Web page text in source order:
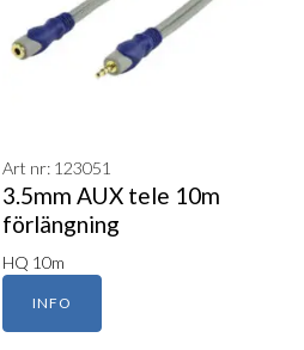
Art nr: 123051
3.5mm AUX tele 10m
förlängning
HQ 10m
INFO